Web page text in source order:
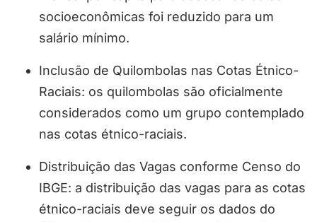
socioeconômicas foi reduzido para um
salário mínimo.
Inclusão de Quilombolas nas Cotas Étnico-
Raciais: os quilombolas são oficialmente
considerados como um grupo contemplado
nas cotas étnico-raciais.
Distribuição das Vagas conforme Censo do
IBGE: a distribuição das vagas para as cotas
étnico-raciais deve seguir os dados do